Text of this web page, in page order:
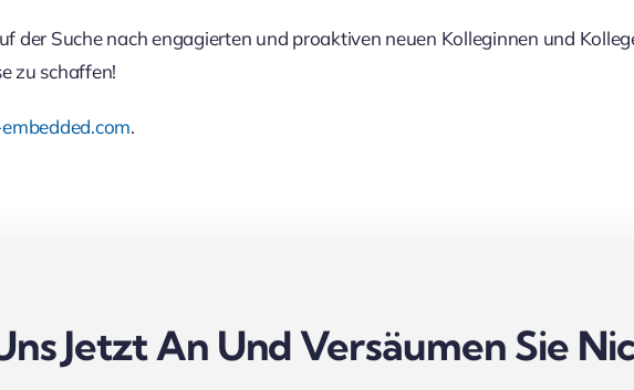
der Suche nach engagierten und proaktiven neuen Kolleginnen und
zu schaffen!
.
Jetzt An Und Versäumen Sie